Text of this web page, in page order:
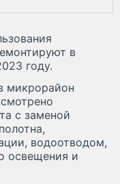
в
году.
микрорайон
с заменой
водоотводом,
освещения и